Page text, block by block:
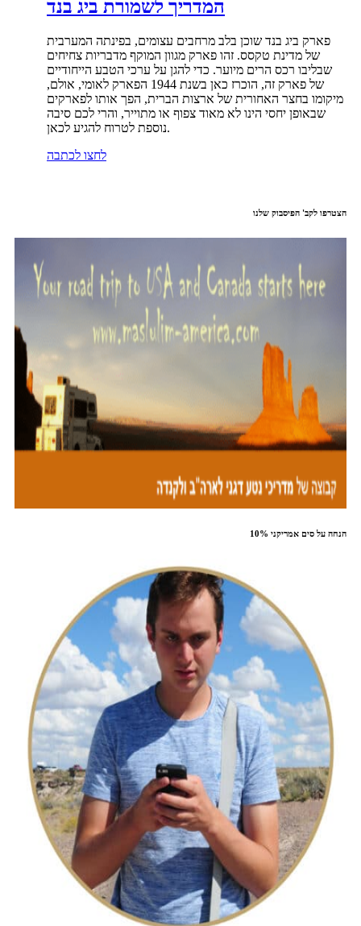
המדריך לשמורת ביג בנד
פארק ביג בנד שוכן בלב מרחבים עצומים, בפינתה המערבית
של מדינת טקסס. זהו פארק מגוון המוקף מדבריות צחיחים
שבליבו רכס הרים מיוער. כדי להגן על ערכי הטבע הייחודיים
של פארק זה, הוכרז כאן בשנת 1944 הפארק לאומי, אולם,
מיקומו בחצר האחורית של ארצות הברית, הפך אותו לפארקים
שבאופן יחסי הינו לא מאוד צפוף או מתוייר, והרי לכם סיבה
נוספת לטרוח להגיע לכאן.
לחצו לכתבה
הצטרפו לקב' הפיסבוק שלנו
10% הנחה על סים אמריקני